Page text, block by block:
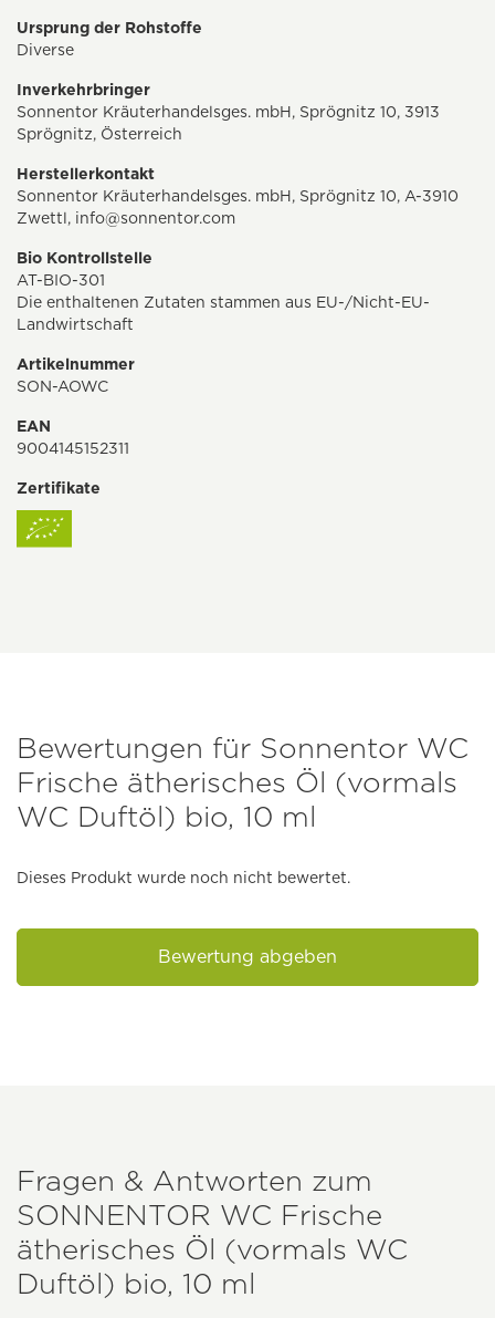
Ursprung der Rohstoffe
Diverse
Inverkehrbringer
Sonnentor Kräuterhandelsges. mbH, Sprögnitz 10, 3913
Sprögnitz, Österreich
Herstellerkontakt
Sonnentor Kräuterhandelsges. mbH, Sprögnitz 10, A-3910
Zwettl, info@sonnentor.com
Bio Kontrollstelle
AT-BIO-301
Die enthaltenen Zutaten stammen aus EU-/Nicht-EU-
Landwirtschaft
Artikelnummer
SON-AOWC
EAN
9004145152311
Zertifikate
Bewertungen für Sonnentor WC
Frische ätherisches Öl (vormals
WC Duftöl) bio, 10 ml
Dieses Produkt wurde noch nicht bewertet.
Bewertung abgeben
Fragen & Antworten zum
SONNENTOR WC Frische
ätherisches Öl (vormals WC
Duftöl) bio, 10 ml